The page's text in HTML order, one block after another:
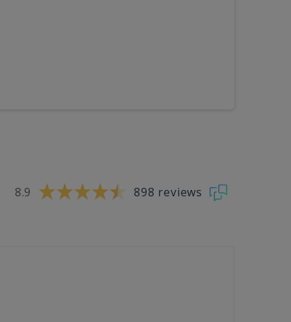
8.9 898 reviews